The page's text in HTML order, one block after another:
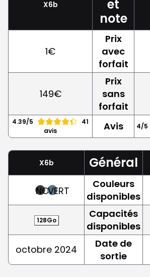
X6b
et
note
1€
Prix
avec
forfait
149€
Prix
sans
forfait
4.39/5
41
avis
Avis 4/5
X6b Général
NOIRVERT
Couleurs
disponibles
128Go
Capacités
disponibles
octobre 2024
Date de
sortie